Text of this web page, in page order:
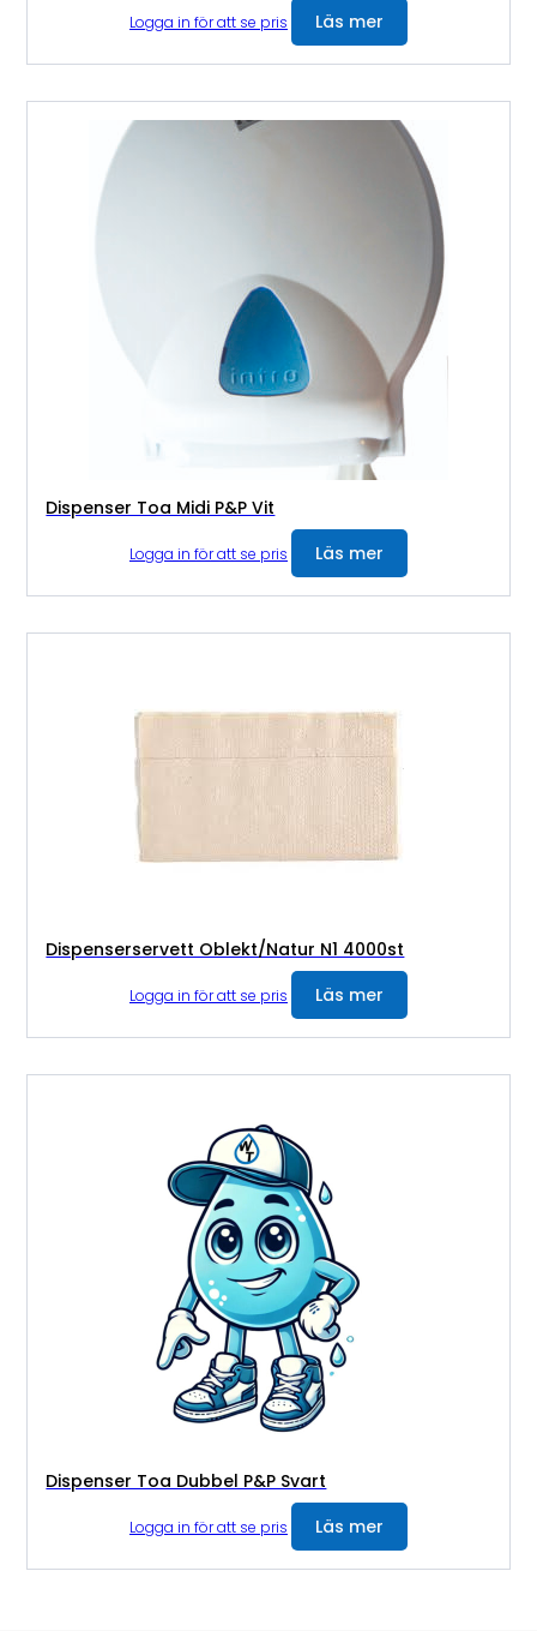
Logga in för att se pris Läs mer
Dispenser Toa Midi P&P Vit
Logga in för att se pris Läs mer
Dispenserservett Oblekt/Natur N1 4000st
Logga in för att se pris Läs mer
Dispenser Toa Dubbel P&P Svart
Logga in för att se pris Läs mer